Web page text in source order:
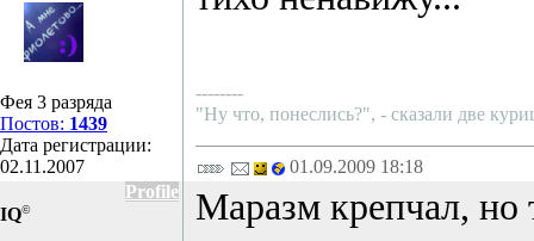
Фея 3 разряда
Постов: 1439
Дата регистрации:
02.11.2007
--------
"Ну что, понеслись?", - сказали две
01.09.2009 18:18
Profile
IQ© Маразм крепчал,